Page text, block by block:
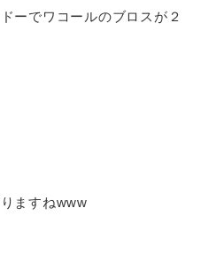
ーでワコールのブロスが２
ますねwww